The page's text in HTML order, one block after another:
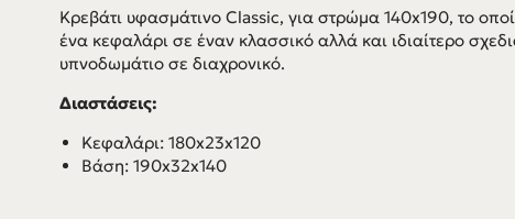
Κρεβάτι υφασμάτινο Classic, για στρώμα 140x190, το
ένα κεφαλάρι σε έναν κλασσικό αλλά και ιδιαίτερο
υπνοδωμάτιο σε διαχρονικό.
Διαστάσεις:
Κεφαλάρι: 180x23x120
Βάση: 190x32x140